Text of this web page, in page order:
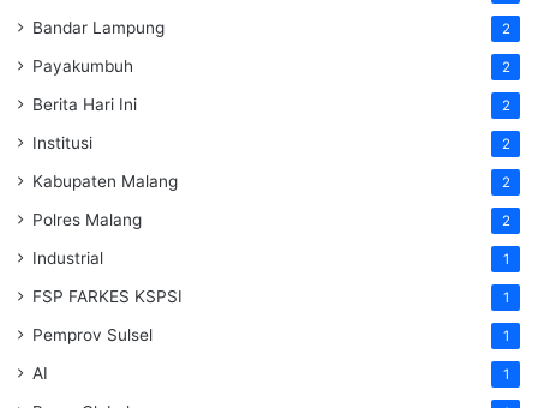
Bandar Lampung 2
Payakumbuh 2
Berita Hari Ini 2
Institusi 2
Kabupaten Malang 2
Polres Malang 2
Industrial 1
FSP FARKES KSPSI 1
Pemprov Sulsel 1
AI 1